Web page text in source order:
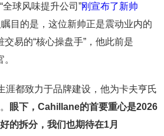
球风味提升公司”刚宣布了新帅
目的是，这位新帅正是震动业内的
易的“核心操盘手”，他此前是
涯都致力于品牌建设，他为卡夫亨氏
眼下，Cahillane的首要重心是2026
的拆分，我们也期待在1月